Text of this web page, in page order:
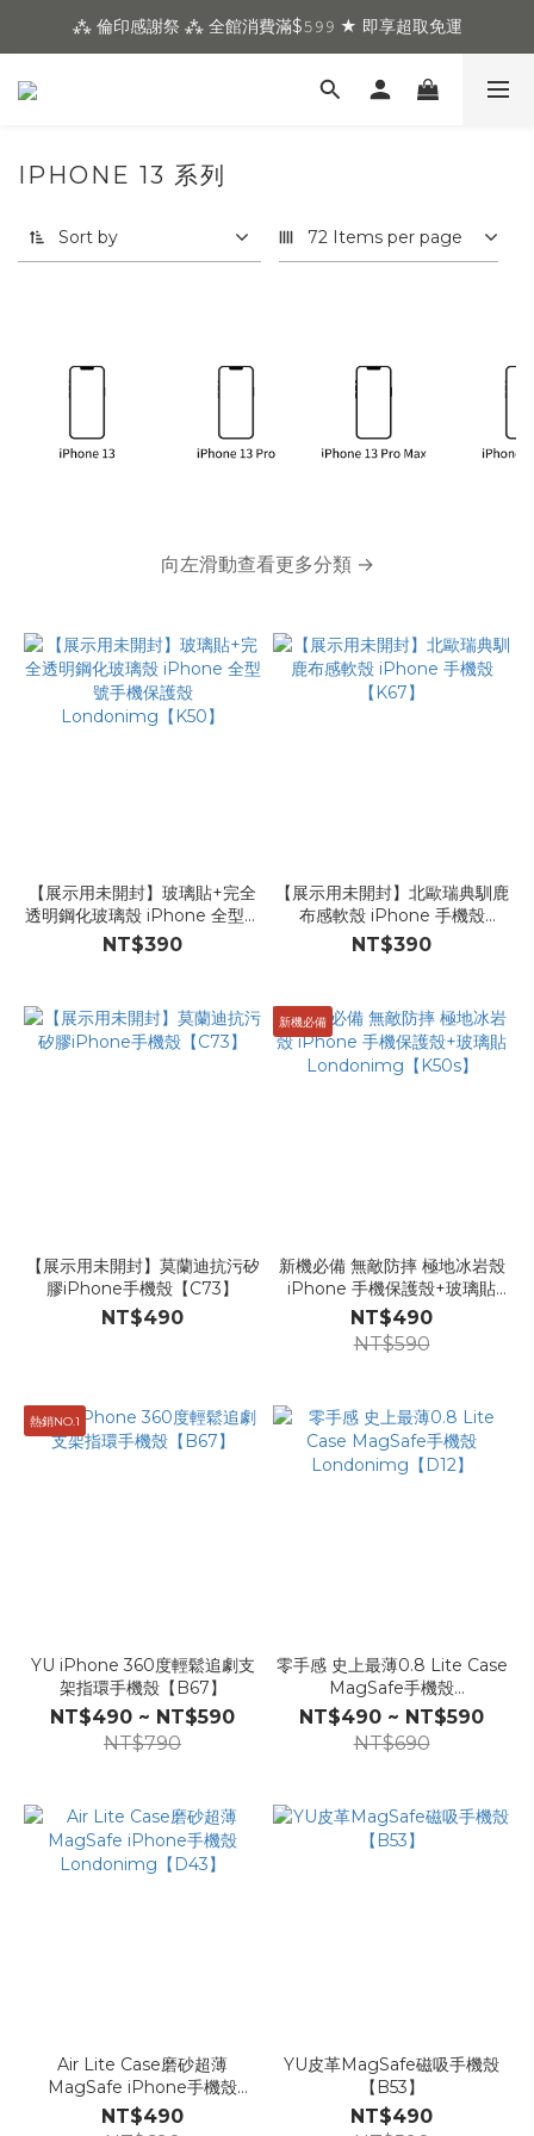
⁂ 倫印感謝祭 ⁂ 全館消費滿$𝟻𝟿𝟿 ★ 即享超取免運
IPHONE 13 系列
Sort by 72 Items per page
向左滑動查看更多分類 →
【展示用未開封】玻璃貼+完全
透明鋼化玻璃殼 iPhone 全型號
手機保護殼
NT$390
【展示用未開封】北歐瑞典馴鹿
布感軟殼 iPhone 手機殼
【K67】
NT$390
【展示用未開封】莫蘭迪抗污矽
膠iPhone手機殼【C73】
NT$490
新機必備
新機必備 無敵防摔 極地冰岩殼
iPhone 手機保護殼+玻璃貼
Londonimg【K50s】
NT$490
NT$590
熱銷NO.1
YU iPhone 360度輕鬆追劇支
架指環手機殼【B67】
NT$490 ~ NT$590
NT$790
零手感 史上最薄0.8 Lite Case
MagSafe手機殼
Londonimg【D12】
NT$490 ~ NT$590
NT$690
Air Lite Case磨砂超薄
MagSafe iPhone手機殼
Londonimg【D43】
NT$490
YU皮革MagSafe磁吸手機殼
【B53】
NT$490